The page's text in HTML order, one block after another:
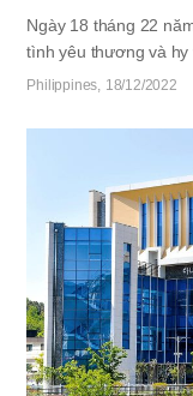
Ngày 18 tháng 22
tình yêu thương và
phương đã trải qua
chữa lành “Gia đình -
các thánh đồ Hội
Manila, Philippines.
quên cho những
đến, hơn 600 người
Các vị khách…
Philippines 18/12/2022